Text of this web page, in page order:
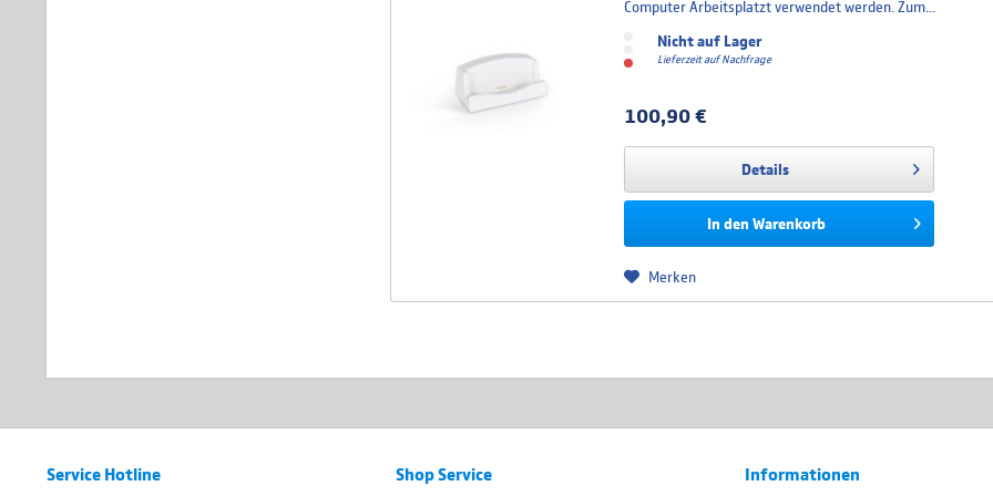
Computer Arbeitsplatzt verwendet werden. Zum...
Nicht auf Lager
Lieferzeit auf Nachfrage
100,90 €
Details
In den Warenkorb
Merken
Service Hotline Shop Service Informationen